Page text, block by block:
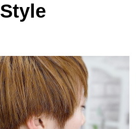
Style